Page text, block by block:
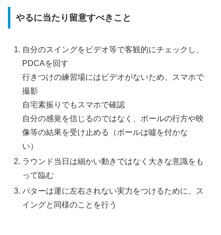
やるに当たり留意すべきこと
自分のスイングをビデオ等で客観的にチェックし、
PDCAを回す
行きつけの練習場にはビデオがないため、スマホで
撮影
自宅素振りでもスマホで確認
自分の感覚を信じるのではなく、ボールの行方や映
像等の結果を受け止める（ボールは噓を付かな
い）
ラウンド当日は細かい動きではなく大きな意識をも
って臨む
パターは運に左右されない実力をつけるために、ス
イングと同様のことを行う